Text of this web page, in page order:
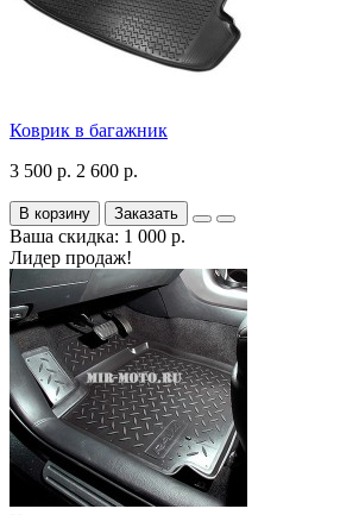
Коврик в багажник
3 500 р. 2 600 р.
В корзину Заказать
Ваша скидка: 1 000 р.
Лидер продаж!